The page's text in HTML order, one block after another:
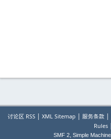
讨论区 RSS | XML Sitemap | 服务条款 |
Rules|
SMF 2, Simple